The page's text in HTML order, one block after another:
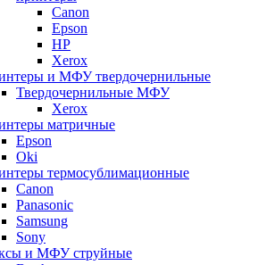
Canon
Epson
HP
Xerox
и МФУ твердочернильные
Твердочернильные МФУ
Xerox
матричные
Epson
Oki
термосублимационные
Canon
Panasonic
Samsung
Sony
и МФУ струйные